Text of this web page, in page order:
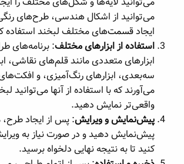
می‌توانید از اشکال هندسی، طرح‌های
ایجادقسمت‌های مختلف لبخند استفاده
استفاده از ابزارهای مختلف: برنامه‌های
ابزارهای متعددی مانند قلم‌های نقاشی،
سه‌بعدی، ابزارهای رنگ‌آمیزی، و افکت‌های
می‌آورند که با استفاده از آنها می‌توانید
واقعی‌تر نمایش دهید.
پیش‌نمایش و ویرایش: پس از ایجاد طرح،
پیش‌نمایش دهید و در صورت نیاز به
کنید تا به نتیجه نهایی دلخواه برسید.